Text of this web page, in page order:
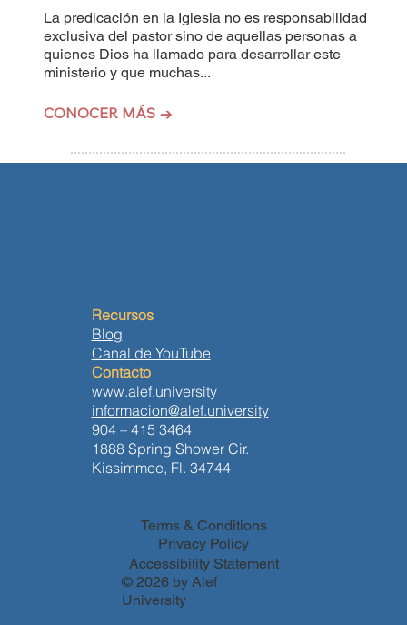
La predicación en la Iglesia no es responsabilidad
exclusiva del pastor sino de aquellas personas a
quienes Dios ha llamado para desarrollar este
ministerio y que muchas...
CONOCER MÁS →
Recursos
Blog
Canal de YouTube
Contacto
www.alef.university
informacion@alef.university
904 – 415 3464
1888 Spring Shower Cir.
Kissimmee, Fl. 34744
Terms & Conditions
Privacy Policy
Accessibility Statement
© 2026 by Alef
University